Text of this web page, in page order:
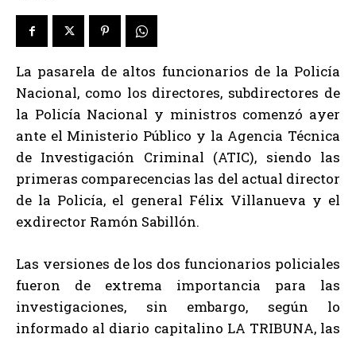
La pasarela de altos funcionarios de la Policía
Nacional, como los directores, subdirectores de
la Policía Nacional y ministros comenzó ayer
ante el Ministerio Público y la Agencia Técnica
de Investigación Criminal (ATIC), siendo las
primeras comparecencias las del actual director
de la Policía, el general Félix Villanueva y el
exdirector Ramón Sabillón.
Las versiones de los dos funcionarios policiales
fueron de extrema importancia para las
investigaciones, sin embargo, según lo
informado al diario capitalino LA TRIBUNA, las